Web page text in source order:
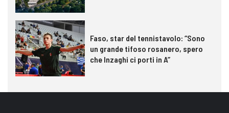
Faso, star del tennistavolo: “Sono
un grande tifoso rosanero, spero
che Inzaghi ci porti in A”